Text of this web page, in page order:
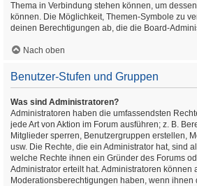
Thema in Verbindung stehen können, um
können. Die Möglichkeit, Themen-Symbole zu
deinen Berechtigungen ab, die die Board-
Nach oben
Benutzer-Stufen und Gruppen
Was sind Administratoren?
Administratoren haben die umfassendsten
jede Art von Aktion im Forum ausführen; z. B.
Mitglieder sperren, Benutzergruppen erstellen,
usw. Die Rechte, die ein Administrator hat, sind
welche Rechte ihnen ein Gründer des Forums
Administrator erteilt hat. Administratoren können
Moderationsberechtigungen haben, wenn ihnen